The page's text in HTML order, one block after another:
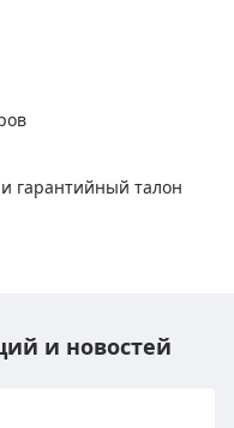
гарантийный талон
и новостей